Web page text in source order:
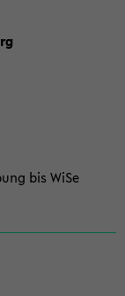
bis WiSe